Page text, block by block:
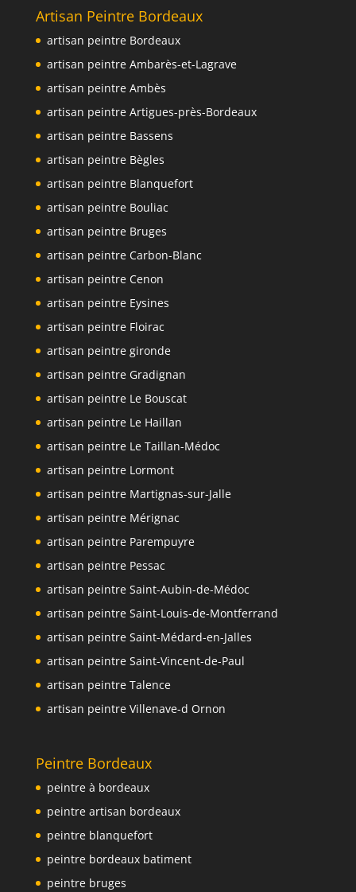
Artisan Peintre Bordeaux
artisan peintre Bordeaux
artisan peintre Ambarès-et-Lagrave
artisan peintre Ambès
artisan peintre Artigues-près-Bordeaux
artisan peintre Bassens
artisan peintre Bègles
artisan peintre Blanquefort
artisan peintre Bouliac
artisan peintre Bruges
artisan peintre Carbon-Blanc
artisan peintre Cenon
artisan peintre Eysines
artisan peintre Floirac
artisan peintre gironde
artisan peintre Gradignan
artisan peintre Le Bouscat
artisan peintre Le Haillan
artisan peintre Le Taillan-Médoc
artisan peintre Lormont
artisan peintre Martignas-sur-Jalle
artisan peintre Mérignac
artisan peintre Parempuyre
artisan peintre Pessac
artisan peintre Saint-Aubin-de-Médoc
artisan peintre Saint-Louis-de-Montferrand
artisan peintre Saint-Médard-en-Jalles
artisan peintre Saint-Vincent-de-Paul
artisan peintre Talence
artisan peintre Villenave-d Ornon
Peintre Bordeaux
peintre à bordeaux
peintre artisan bordeaux
peintre blanquefort
peintre bordeaux batiment
peintre bruges